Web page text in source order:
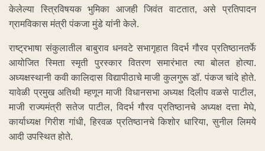
केलेल्या स्त्रिविषयक भुमिका आजही जिवंत वाटतात, असे प्रतिपादन
ग्रामविकास मंत्री पंकजा मुंडे यांनी केले.
राष्ट्रभाषा संकुलातील बाबुराव धनवटे सभागृहात विदर्भ गौरव प्रतिष्ठानतर्फे
आयोजित स्मिता स्मृती पुरस्कार वितरण समारंभात त्या बोलत होत्या.
अध्यक्षस्थानी कवी कालिदास विद्यापीठाचे माजी कुलगुरू डॉ. पंकज चांदे होते.
यावेळी प्रमुख अतिथी म्हणून माजी विधानसभा अध्यक्ष दिलीप वळसे पाटील,
माजी राज्यमंत्री सतेज पाटील, विदर्भ गौरव प्रतिष्ठानचे अध्यक्ष दत्ता मेघे,
कार्याध्यक्ष गिरीश गांधी, हिरवळ प्रतिष्ठानचे किशोर धारिया, सुनील लिमये
आदी उपस्थित होते.